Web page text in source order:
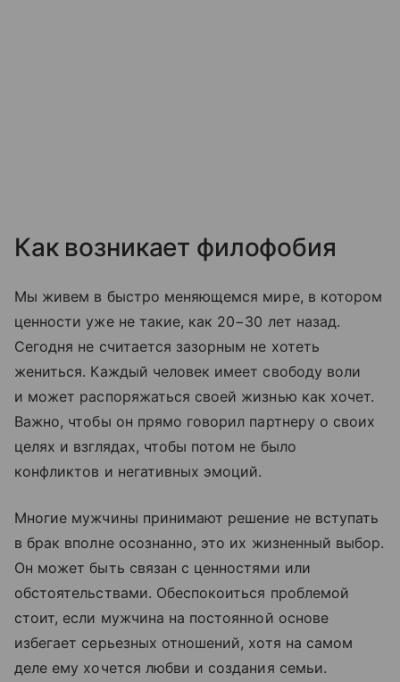
Как возникает филофобия
Мы живем в быстро меняющемся мире, в котором
ценности уже не такие, как 20−30 лет назад.
Сегодня не считается зазорным не хотеть
жениться. Каждый человек имеет свободу воли
и может распоряжаться своей жизнью как хочет.
Важно, чтобы он прямо говорил партнеру о своих
целях и взглядах, чтобы потом не было
конфликтов и негативных эмоций.
Многие мужчины принимают решение не вступать
в брак вполне осознанно, это их жизненный выбор.
Он может быть связан с ценностями или
обстоятельствами. Обеспокоиться проблемой
стоит, если мужчина на постоянной основе
избегает серьезных отношений, хотя на самом
деле ему хочется любви и создания семьи.